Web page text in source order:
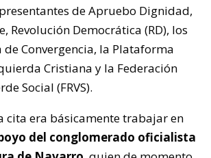
de Apruebo Dignidad,
Revolución Democrática (RD), los
de Convergencia, la Plataforma
Cristiana y la Federación
Social (FRVS).
cita era básicamente trabajar en
del conglomerado oficialista